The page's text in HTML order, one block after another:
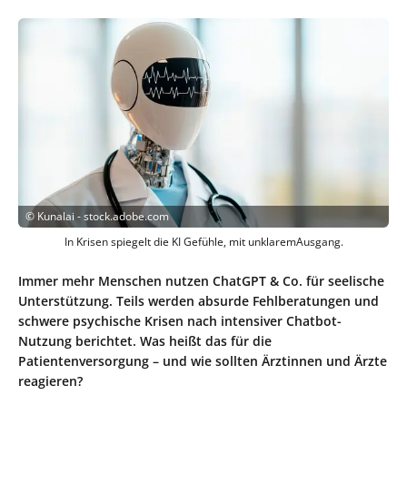
© Kunalai - stock.adobe.com
In Krisen spiegelt die KI Gefühle, mit unklaremAusgang.
Immer mehr Menschen nutzen ChatGPT & Co. für seelische
Unterstützung. Teils werden absurde Fehlberatungen und
schwere psychische Krisen nach intensiver Chatbot-
Nutzung berichtet. Was heißt das für die
Patientenversorgung – und wie sollten Ärztinnen und Ärzte
reagieren?